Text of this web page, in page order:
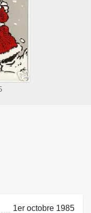
1er octobre 1985